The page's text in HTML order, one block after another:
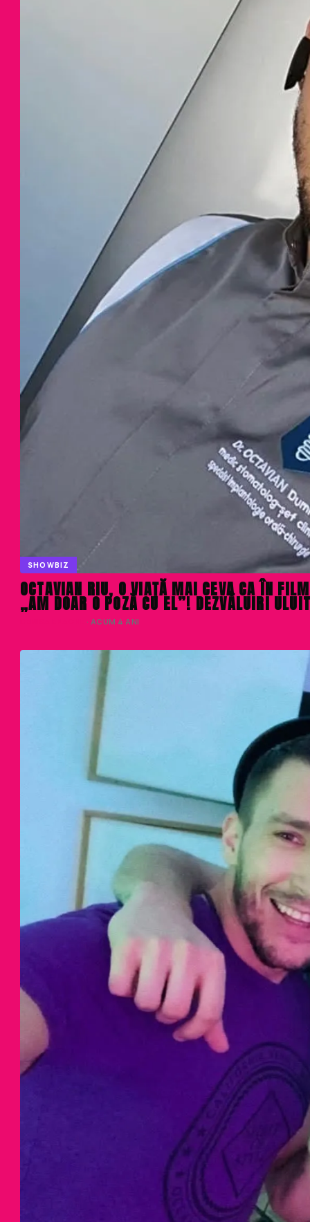
SHOWBIZ
OCTAVIAN RIU, O VIAȚĂ MAI CEVA CA ÎN
„AM DOAR O POZĂ CU EL”! DEZVĂLUIRI
· ACUM 4 ANI